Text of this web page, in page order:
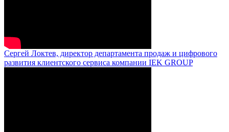
Сергей Локтев, директор департамента продаж и цифрового
развития клиентского сервиса компании IEK GROUP